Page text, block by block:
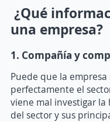
¿Qué
una empresa?
1. Compañía y
Puede que la
perfectamente el
viene mal investigar la
del sector y sus